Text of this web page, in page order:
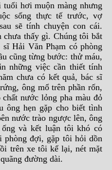
hơi muộn màng nhưng
sống thực tế trước, vợ
sẽ tính chuyện con cái.
chưa thấy gì. Chúng tôi bắt
Hải Văn Phạm có phòng
cũng từng bước: thử máu,
những việc cần thiết tính
chưa có kết quả, bác sĩ
ông mổ trên phần rốn,
nước lỏng pha màu đỏ
ông hẹn gặp cho biết tình
nước trào ngược lên, ông
và kết luận tôi khó có
phòng đợi, gặp tôi hỏi dồn
trên xe tôi kể lại, nét mặt
đường dài.